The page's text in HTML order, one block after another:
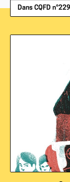
Dans CQFD